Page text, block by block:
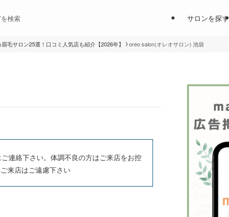
検索 サロンを探す
毛サロン25選！口コミ人気店も紹介【2026年】 oreo salon(オレオサロン) 池袋
連絡下さい。体調不良の方はご来店をお控
来店はご遠慮下さい